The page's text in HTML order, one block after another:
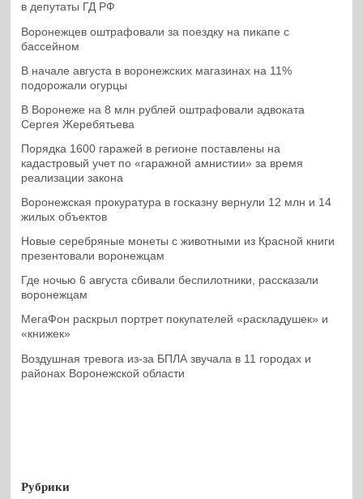
в депутаты ГД РФ
Воронежцев оштрафовали за поездку на пикапе с
бассейном
В начале августа в воронежских магазинах на 11%
подорожали огурцы
В Воронеже на 8 млн рублей оштрафовали адвоката
Сергея Жеребятьева
Порядка 1600 гаражей в регионе поставлены на
кадастровый учет по «гаражной амнистии» за время
реализации закона
Воронежская прокуратура в госказну вернули 12 млн и 14
жилых объектов
Новые серебряные монеты с животными из Красной книги
презентовали воронежцам
Где ночью 6 августа сбивали беспилотники, рассказали
воронежцам
МегаФон раскрыл портрет покупателей «раскладушек» и
«книжек»
Воздушная тревога из-за БПЛА звучала в 11 городах и
районах Воронежской области
Рубрики